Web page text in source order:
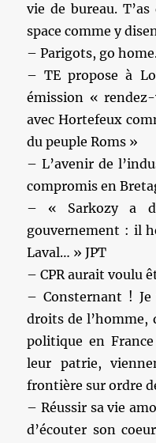
vie de bureau.
space comme y
– Parigots, go
– TE propose à
émission «
avec Hortefeux
du peuple Roms »
– L’avenir de
compromis en
– « Sarkozy a
gouvernement : il
Laval… » JPT
– CPR aurait voulu
– Consternant ! Je
droits de l’homme,
politique en
leur patrie,
frontière sur ordre
– Réussir sa vie
d’écouter son